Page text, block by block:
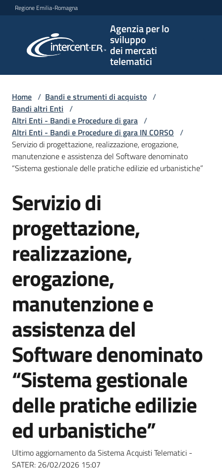
Vai al contenuto
Vai alla navigazione
Vai al footer
Regione Emilia-Romagna
Agenzia per lo
sviluppo
dei mercati
telematici
per lo
sviluppo
telematici
L'Agenzia
e
strumenti
acquisto
Piattaforme
telematiche
English
site
Seguici
su
Home / Bandi e strumenti di acquisto /
Bandi altri Enti /
Altri Enti - Bandi e Procedure di gara /
Altri Enti - Bandi e Procedure di gara IN CORSO /
Servizio di progettazione, realizzazione, erogazione,
manutenzione e assistenza del Software denominato
“Sistema gestionale delle pratiche edilizie ed urbanistiche”
Salta al contenuto
Servizio di
progettazione,
realizzazione,
erogazione,
manutenzione e
assistenza del
Software denominato
“Sistema gestionale
delle pratiche edilizie
ed urbanistiche”
Ultimo aggiornamento da Sistema Acquisti Telematici -
SATER: 26/02/2026 15:07